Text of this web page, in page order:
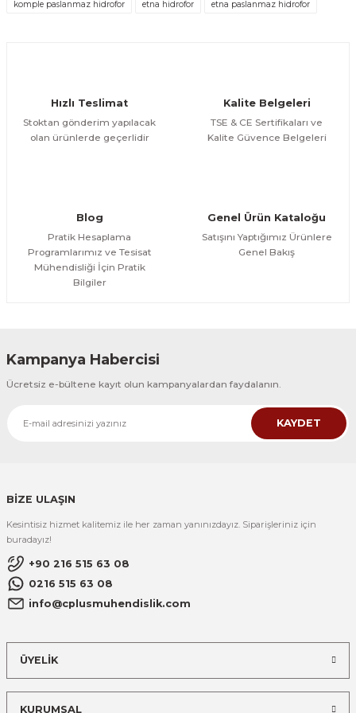
komple paslanmaz hidrofor
etna hidrofor etna paslanmaz hidrofor
Hızlı Teslimat
Stoktan gönderim yapılacak
olan ürünlerde geçerlidir
Kalite Belgeleri
TSE & CE Sertifikaları ve
Kalite Güvence Belgeleri
Blog
Pratik Hesaplama
Programlarımız ve Tesisat
Mühendisliği İçin Pratik
Bilgiler
Genel Ürün Kataloğu
Satışını Yaptığımız Ürünlere
Genel Bakış
Kampanya Habercisi
Ücretsiz e-bültene kayıt olun kampanyalardan faydalanın.
KAYDET
BİZE ULAŞIN
Kesintisiz hizmet kalitemiz ile her zaman yanınızdayız. Siparişleriniz için
buradayız!
+90 216 515 63 08
0216 515 63 08
info@cplusmuhendislik.com
ÜYELİK
KURUMSAL